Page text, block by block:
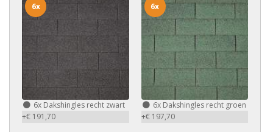
6x Dakshingles recht zwart
+€ 191,70
6x
6xDakshingles recht groen
+€ 197,70
6x